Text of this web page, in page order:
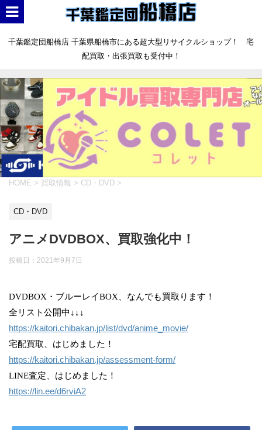
千葉鑑定団船橋店 千葉県船橋市にある超大型リサイクルショップ！ 宅
配買取・出張買取も受付中！
HOME > 買取情報 > CD・DVD >
CD・DVD
アニメDVDBOX、買取強化中！
投稿日： 2021年9月7日
DVDBOX・ブルーレイBOX、なんでも買取ります！
全リスト公開中↓↓↓
https://kaitori.chibakan.jp/list/dvd/anime_movie/
宅配買取、はじめました！
https://kaitori.chibakan.jp/assessment-form/
LINE査定、はじめました！
https://lin.ee/d6rviA2